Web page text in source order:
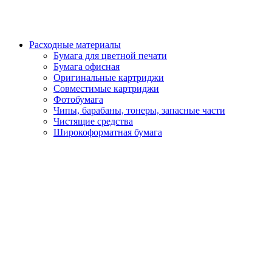
Расходные материалы
Бумага для цветной печати
Бумага офисная
Оригинальные картриджи
Совместимые картриджи
Фотобумага
Чипы, барабаны, тонеры, запасные части
Чистящие средства
Широкоформатная бумага